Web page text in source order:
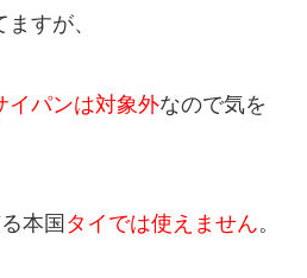
すが、
イパンは対象外なので気を
本国 タイでは使えません。